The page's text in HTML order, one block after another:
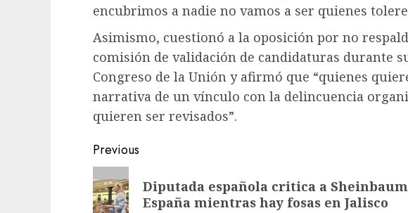
encubrimos a nadie no vamos a ser quienes
Asimismo, cuestionó a la oposición por no
comisión de validación de candidaturas durante
Congreso de la Unión y afirmó que “quienes
narrativa de un vínculo con la delincuencia
quieren ser revisados”.
Previous
Diputada española critica a
España mientras hay fosas en Jalisco